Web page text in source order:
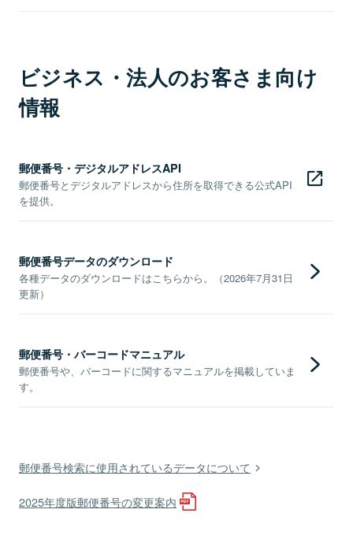
ビジネス・法人のお客さま向け
情報
郵便番号・デジタルアドレスAPI
郵便番号とデジタルアドレスから住所を取得できる公式API
を提供。
郵便番号データのダウンロード
各種データのダウンロードはこちらから。（2026年7月31日
更新）
郵便番号・バーコードマニュアル
郵便番号や、バーコードに関するマニュアルを掲載していま
す。
郵便番号検索に使用されているデータについて
2025年度版郵便番号の変更案内